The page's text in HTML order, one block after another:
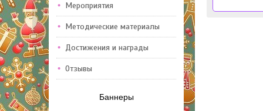
Мероприятия
Методические материалы
Достижения и награды
Отзывы
Баннеры